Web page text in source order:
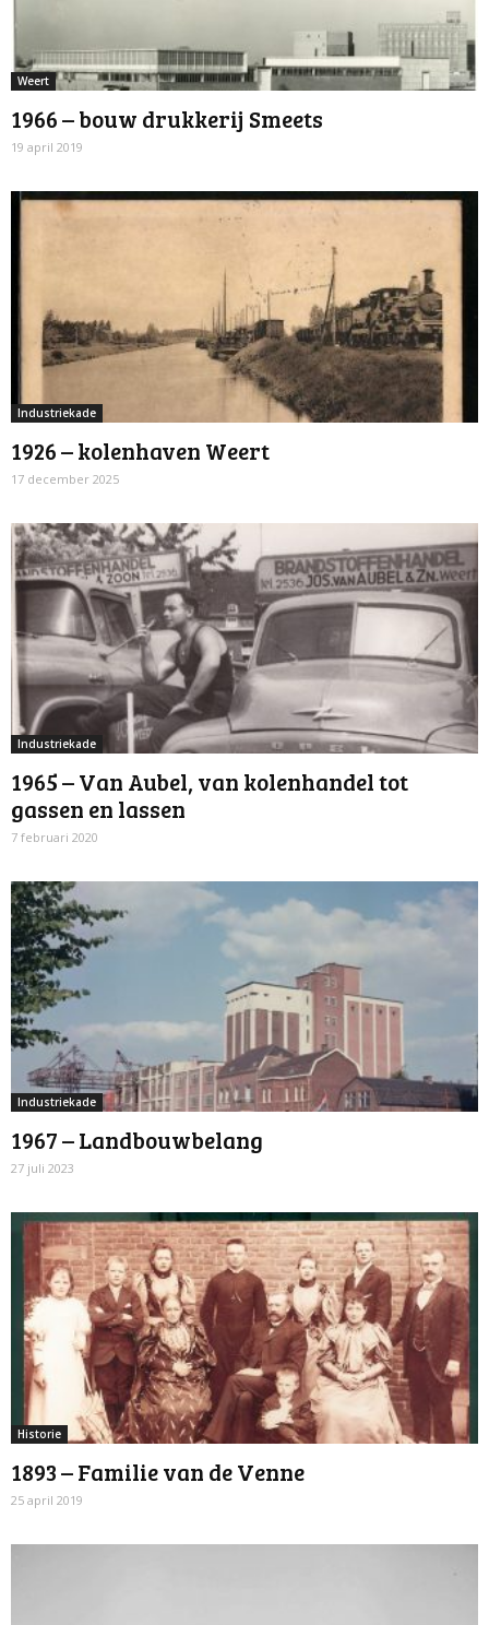
Weert
1966 – bouw drukkerij Smeets
19 april 2019
Industriekade
1926 – kolenhaven Weert
17 december 2025
Industriekade
1965 – Van Aubel, van kolenhandel tot
gassen en lassen
7 februari 2020
Industriekade
1967 – Landbouwbelang
27 juli 2023
Historie
1893 – Familie van de Venne
25 april 2019